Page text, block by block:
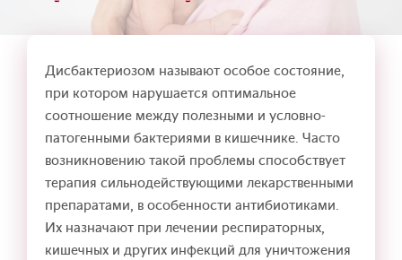
Дисбактериозом называют особое состояние,
при котором нарушается оптимальное
соотношение между полезными и условно-
патогенными бактериями в кишечнике. Часто
возникновению такой проблемы способствует
терапия сильнодействующими лекарственными
препаратами, в особенности антибиотиками.
Их назначают при лечении респираторных,
кишечных и других инфекций для уничтожения